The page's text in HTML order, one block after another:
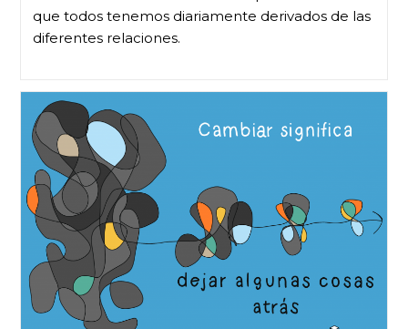
que todos tenemos diariamente derivados de las
diferentes relaciones.